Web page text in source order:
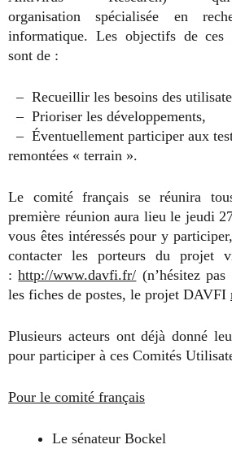
organisation spécialisée en
informatique. Les objectifs de ces
sont de :
– Recueillir les besoins des
– Prioriser les développements,
– Éventuellement participer aux
remontées « terrain ».
Le comité français se réunira
première réunion aura lieu le jeudi
vous êtes intéressés pour y
contacter les porteurs du projet
:http://www.davfi.fr/ (n’hésitez
les fiches de postes, le projet DAVFI
Plusieurs acteurs ont déjà donné
pour participer à ces Comités
Pour le comité français
Le sénateur Bockel